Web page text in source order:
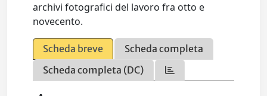
archivi fotografici del lavoro fra otto e
novecento.
Scheda breve
Scheda completa
Scheda completa (DC)